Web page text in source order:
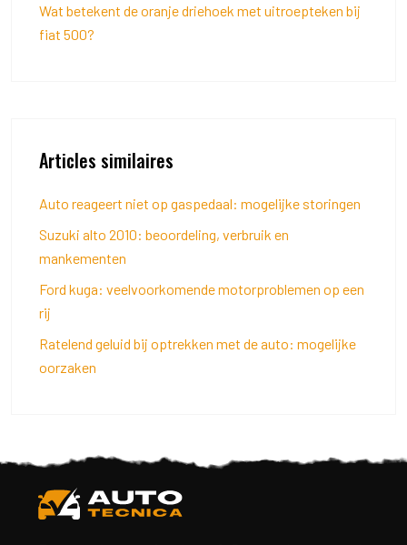
Wat betekent de oranje driehoek met uitroepteken bij
fiat 500?
Articles similaires
Auto reageert niet op gaspedaal: mogelijke storingen
Suzuki alto 2010: beoordeling, verbruik en
mankementen
Ford kuga: veelvoorkomende motorproblemen op een
rij
Ratelend geluid bij optrekken met de auto: mogelijke
oorzaken